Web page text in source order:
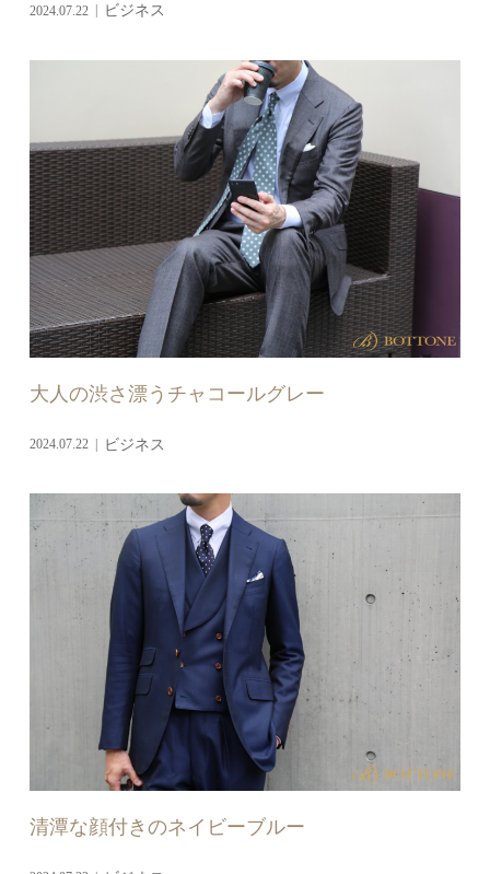
2024.07.22 ビジネス
大人の渋さ漂うチャコールグレー
2024.07.22 ビジネス
清潭な顔付きのネイビーブルー